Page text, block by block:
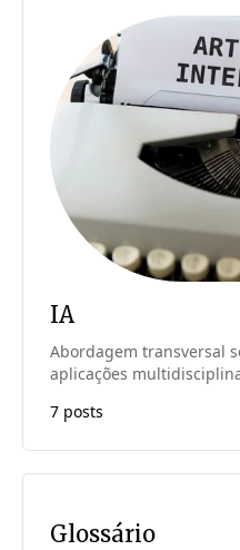
IA
Abordagem transversal
aplicações
7 posts
Glossário